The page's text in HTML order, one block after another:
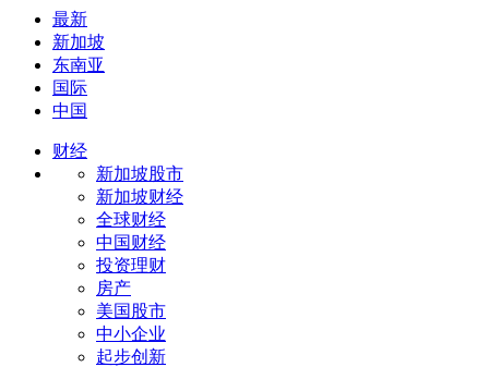
最新
新加坡
东南亚
国际
中国
财经
新加坡股市
新加坡财经
全球财经
中国财经
投资理财
房产
美国股市
中小企业
起步创新